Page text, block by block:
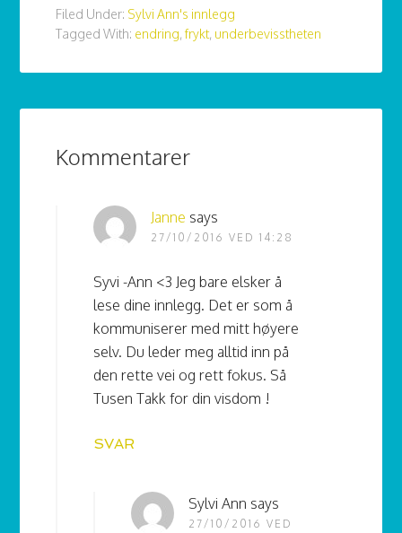
Filed Under: Sylvi Ann's innlegg
Tagged With: endring,frykt, underbevisstheten
Kommentarer
Janne says
27/10/2016 VED 14:28
Syvi -Ann <3 Jeg bare elsker å
lese dine innlegg. Det er som å
kommuniserer med mitt høyere
selv. Du leder meg alltid inn på
den rette vei og rett fokus. Så
Tusen Takk for din visdom !
SVAR
Sylvi Ann says
27/10/2016 VED